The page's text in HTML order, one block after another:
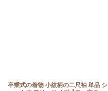
卒業式の着物 小紋柄の二尺袖 単品 シ